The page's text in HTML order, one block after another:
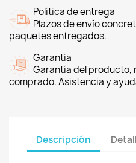
Política de entrega
Plazos de envío
paquetes entregados.
Garantía
Garantía del producto,
comprado. Asistencia y
Descripción